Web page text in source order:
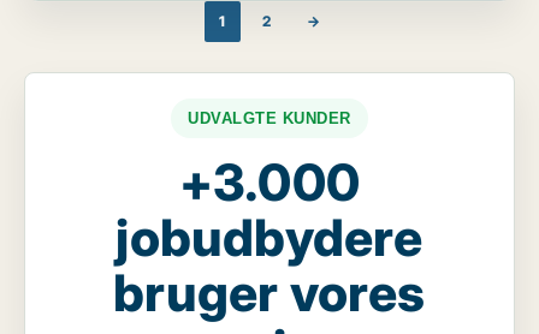
1 2 →
UDVALGTE KUNDER
+3.000
jobudbydere
bruger vores